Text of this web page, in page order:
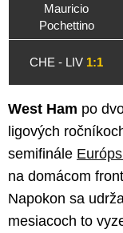
Mauricio
Pochettino
CHE - LIV 1:1
West Ham po
ligových
semifinále
na domácom
Napokon sa
mesiacoch to